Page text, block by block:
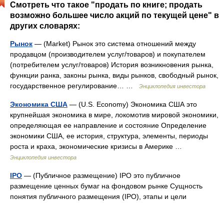
Смотреть что такое "продать по книге; продать
возможно большее число акций по текущей цене" в
других словарях:
Рынок — (Market) Рынок это система отношений между
продавцом (производителем услуг/товаров) и покупателем
(потребителем услуг/товаров) История возникновения рынка,
функции ранка, законы рынка, виды рынков, свободный рынок,
государственное регулирование… …
Энциклопедия инвестора
Экономика США — (U.S. Economy) Экономика США это
крупнейшая экономика в мире, локомотив мировой экономики,
определяющая ее направление и состояние Определение
экономики США, ее история, структура, элементы, периоды
роста и краха, экономические кризисы в Америке …
Энциклопедия инвестора
IPO — (Публичное размещение) IPO это публичное
размещение ценных бумаг на фондовом рынке Сущность
понятия публичного размещения (IPO), этапы и цели